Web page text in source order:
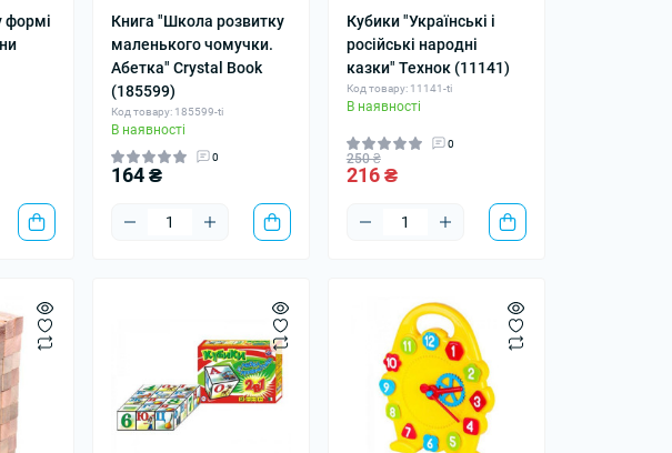
формі
Книга "Школа розвитку
маленького чомучки.
Абетка" Crystal Book
(185599)
Код товару: 185599-ti
В наявності
0
164 ₴
Кубики "Українські і
російські народні
казки" Технок (11141)
Код товару: 11141-ti
В наявності
0
250 ₴
216 ₴